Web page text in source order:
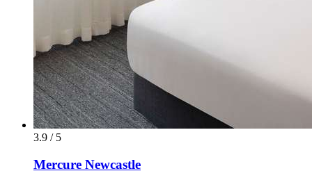
3.9 / 5
Mercure Newcastle